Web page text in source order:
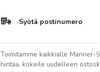
Syötä postinumero
Toimitamme kaikkialle Manner-
hintaa, kokeile uudelleen